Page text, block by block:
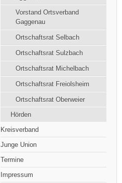
Vorstand Ortsverband
Gaggenau
Ortschaftsrat Selbach
Ortschaftsrat Sulzbach
Ortschaftsrat Michelbach
Ortschaftsrat Freiolsheim
Ortschaftsrat Oberweier
Hörden
Kreisverband
Junge Union
Termine
Impressum